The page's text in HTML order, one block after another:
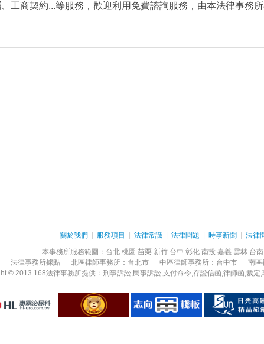
工商契約...等服務，歡迎利用免費諮詢服務，由本法律事務所
關於我們 服務項目 法律常識 法律問題 時事新聞 法律
本事務所服務範圍：台北 桃園 苗栗 新竹 台中 彰化 南投 嘉義 雲林 台
法律事務所據點 北區律師事務所：台北市 中區律師事務所：台中市 南區
© 2013 168法律事務所提供：刑事訴訟,民事訴訟,支付命令,存證信函,律師函,裁